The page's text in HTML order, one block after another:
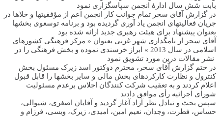
بابت شش سال ادارۀ انجمن سپاسگزاری نمود
در گزارش آقای سحر تمام جوانب کار انجمن اعم از مؤفقیتها و خلاها در
جریان فعالیتهای انجمن یاد آوری گردیده بود و برنامه توسعوی بخشها
بعنوان پیشنهاد برای هیئت رهبری جدید ارائه شده بود
آقای سحر از نامگذاری شهر غزنی بعنوان « مرکز فرهنگی کشورهای
اسلامی در سال 2013 » ابراز خرسندی نموده و بخش فرهنگی را در
در ختم گزارش آقای سحر، محترم دوکتور اسد زیرک مسئول بخش
کنترول و نظارت کارکردهای بخش مالی و سایر بخشها را قابل قبول
اعلام کردند و به تعقیب شرکت کنندگان اجلاس برعدم مسئولیت
شورای اجرائیه رأی موافق دادند
سپس بحث و تبادل نظر آزاد آغاز گردید و آقایان اصغری، شیوالی،
حساس، فطرت، وجدان، نعیم امین، امیدی، زیرک، ویسی، فرزام و